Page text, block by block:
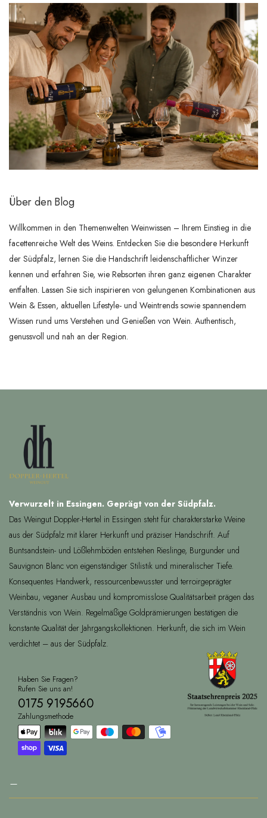
Über den Blog
Willkommen in den Themenwelten Weinwissen – Ihrem Einstieg in die
facettenreiche Welt des Weins. Entdecken Sie die besondere Herkunft
der Südpfalz, lernen Sie die Handschrift leidenschaftlicher Winzer
kennen und erfahren Sie, wie Rebsorten ihren ganz eigenen Charakter
entfalten. Lassen Sie sich inspirieren von gelungenen Kombinationen aus
Wein & Essen, aktuellen Lifestyle- und Weintrends sowie spannendem
Wissen rund ums Verstehen und Genießen von Wein. Authentisch,
genussvoll und nah an der Region.
Verwurzelt in Essingen. Geprägt von der Südpfalz.
Das Weingut Doppler-Hertel in Essingen steht für charakterstarke Weine
aus der Südpfalz mit klarer Herkunft und präziser Handschrift. Auf
Buntsandstein- und Lößlehmböden entstehen Rieslinge, Burgunder und
Sauvignon Blanc von eigenständiger Stilistik und mineralischer Tiefe.
Konsequentes Handwerk, ressourcenbewusster und terroirgeprägter
Weinbau, veganer Ausbau und kompromisslose Qualitätsarbeit prägen das
Verständnis von Wein. Regelmäßige Goldprämierungen bestätigen die
konstante Qualität der Jahrgangskollektionen. Herkunft, die sich im Wein
verdichtet – aus der Südpfalz.
Haben Sie Fragen?
Rufen Sie uns an!
0175 9195660
Zahlungsmethode